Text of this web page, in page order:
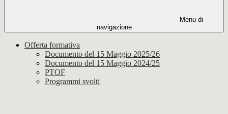
Menu di
navigazione
Offerta formativa
Documento del 15 Maggio 2025/26
Documento del 15 Maggio 2024/25
PTOF
Programmi svolti